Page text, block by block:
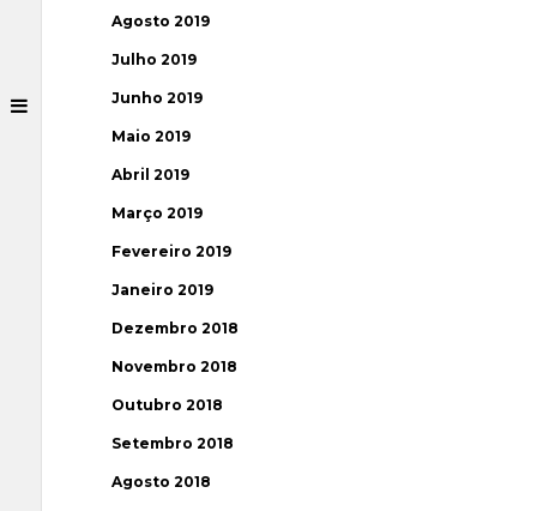
Agosto 2019
Julho 2019
Junho 2019
Maio 2019
Abril 2019
Março 2019
Fevereiro 2019
Janeiro 2019
Dezembro 2018
Novembro 2018
Outubro 2018
Setembro 2018
Agosto 2018